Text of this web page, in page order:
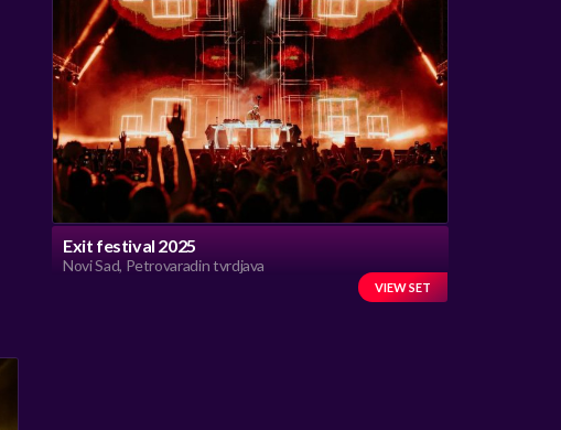
Exit festival 2025
Novi Sad, Petrovaradin tvrdjava
VIEW SET